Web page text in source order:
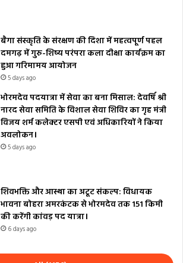
बैगा संस्कृति के संरक्षण की दिशा में महत्वपूर्ण पहल
दमगढ़ में गुरु-शिष्य परंपरा कला दीक्षा कार्यक्रम का
हुआ गरिमामय आयोजन
5 days ago
भोरमदेव पदयात्रा में सेवा का बना मिसाल: देवर्षि श्री
नारद सेवा समिति के विशाल सेवा शिविर का गृह मंत्री
विजय शर्म कलेक्टर एसपी एवं अधिकारियों ने किया
अवलोकन।
5 days ago
शिवभक्ति और आस्था का अटूट संकल्प: विधायक
भावना बोहरा अमरकंटक से भोरमदेव तक 151 किमी
की करेंगी कांवड़ पद यात्रा।
6 days ago